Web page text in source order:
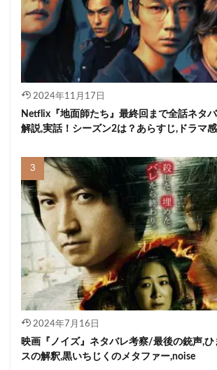
2024年11月17日
Netflix『地面師たち』最終回まで全話ネタ
解説,実話！シーズン2は？あらすじ,ドラマ
2024年7月16日
映画『ノイズ』ネタバレ考察/最後の銃声,ひ
スの解釈,黒いちじくのメタファー,noise